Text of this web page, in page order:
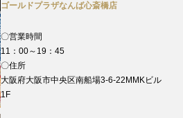
ゴールドプラザなんば心斎橋店
〇営業時間
11：00～19：45
〇住所
大阪府大阪市中央区南船場3-6-22MMKビル
1F